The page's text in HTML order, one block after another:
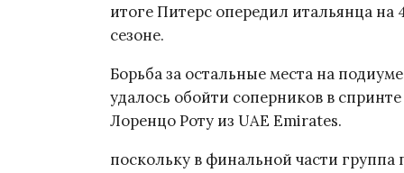
итоге Питерс опередил итальянца на
сезоне.
Борьба за остальные места на
удалось обойти соперников в
Лоренцо Роту из UAE Emirates.
поскольку в финальной части группа